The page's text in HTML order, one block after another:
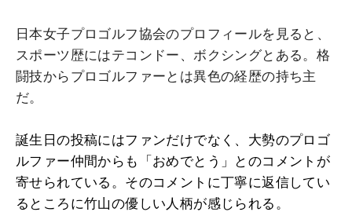
日本女子プロゴルフ協会のプロフィールを見ると、
スポーツ歴にはテコンドー、ボクシングとある。格
闘技からプロゴルファーとは異色の経歴の持ち主
だ。
誕生日の投稿にはファンだけでなく、大勢のプロゴ
ルファー仲間からも「おめでとう」とのコメントが
寄せられている。そのコメントに丁寧に返信してい
るところに竹山の優しい人柄が感じられる。